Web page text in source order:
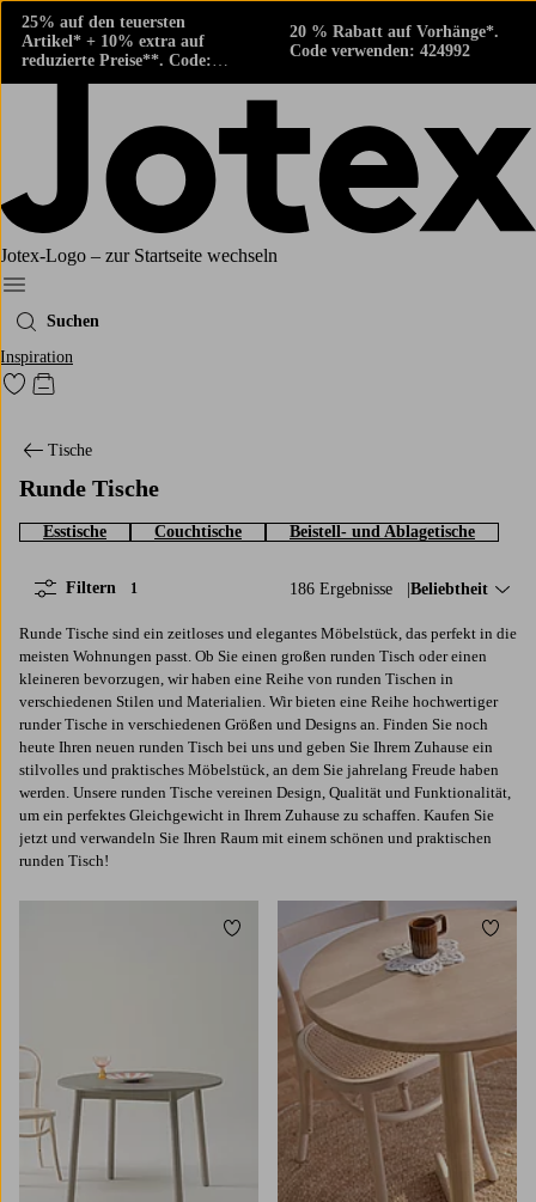
25% auf den teuersten
Artikel* + 10% extra auf
reduzierte Preise**. Code:
424882
20 % Rabatt auf Vorhänge*.
Code verwenden: 424992
Jotex-Logo – zur Startseite wechseln
Ellos‘ Menü
Suchen
Inspiration
Zu den als Favoriten markierten Produkten gehen
Zum Warenkorb
Tische
Runde Tische
Esstische Couchtische Beistell- und Ablagetische
186 Ergebnisse Sortieren nach:
Beliebtheit
Filtern 1
Runde Tische sind ein zeitloses und elegantes Möbelstück, das perfekt in die
meisten Wohnungen passt. Ob Sie einen großen runden Tisch oder einen
kleineren bevorzugen, wir haben eine Reihe von runden Tischen in
verschiedenen Stilen und Materialien. Wir bieten eine Reihe hochwertiger
runder Tische in verschiedenen Größen und Designs an. Finden Sie noch
heute Ihren neuen runden Tisch bei uns und geben Sie Ihrem Zuhause ein
stilvolles und praktisches Möbelstück, an dem Sie jahrelang Freude haben
werden. Unsere runden Tische vereinen Design, Qualität und Funktionalität,
um ein perfektes Gleichgewicht in Ihrem Zuhause zu schaffen. Kaufen Sie
jetzt und verwandeln Sie Ihren Raum mit einem schönen und praktischen
runden Tisch!
Zu Favoriten hinzufügen Zu